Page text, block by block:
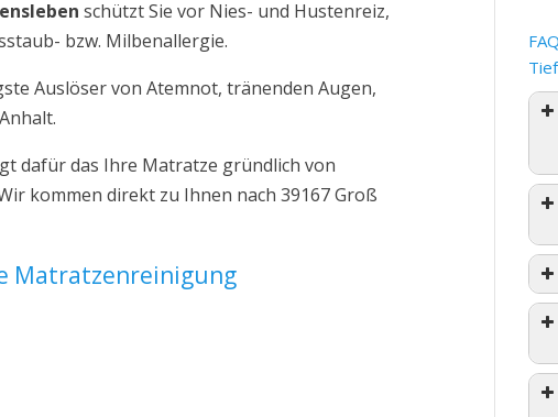
schützt Sie vor Nies- und Hustenreiz,
bzw. Milbenallergie.
Auslöser von Atemnot, tränenden Augen,
dafür das Ihre Matratze gründlich von
kommen direkt zu Ihnen nach 39167 Groß
Matratzenreinigung